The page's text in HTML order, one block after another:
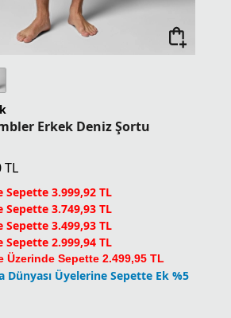
Erkek Deniz Şortu
TL
Sepette 3.999,92 TL
Sepette 3.749,93 TL
Sepette 3.499,93 TL
Sepette 2.999,94 TL
Üzerinde Sepette 2.499,95 TL
Dünyası Üyelerine Sepette Ek %5